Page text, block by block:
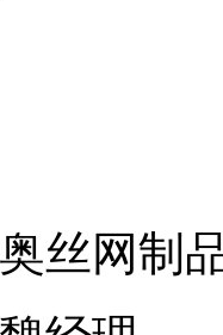
丝网制